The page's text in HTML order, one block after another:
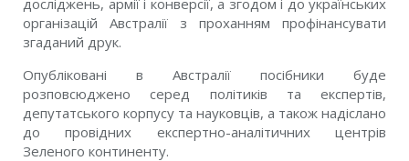
організацій Австралії з проханням профінансувати
згаданий друк.
Опубліковані в Австралії посібники буде
розповсюджено серед політиків та експертів,
депутатського корпусу та науковців, а також надіслано
до провідних експертно-аналітичних центрів
Зеленого континенту.